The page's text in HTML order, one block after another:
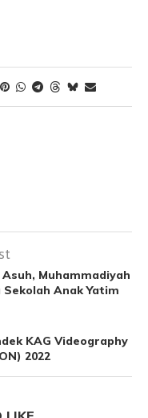
Muhammadiyah
Anak Yatim
KAG Videography
2022